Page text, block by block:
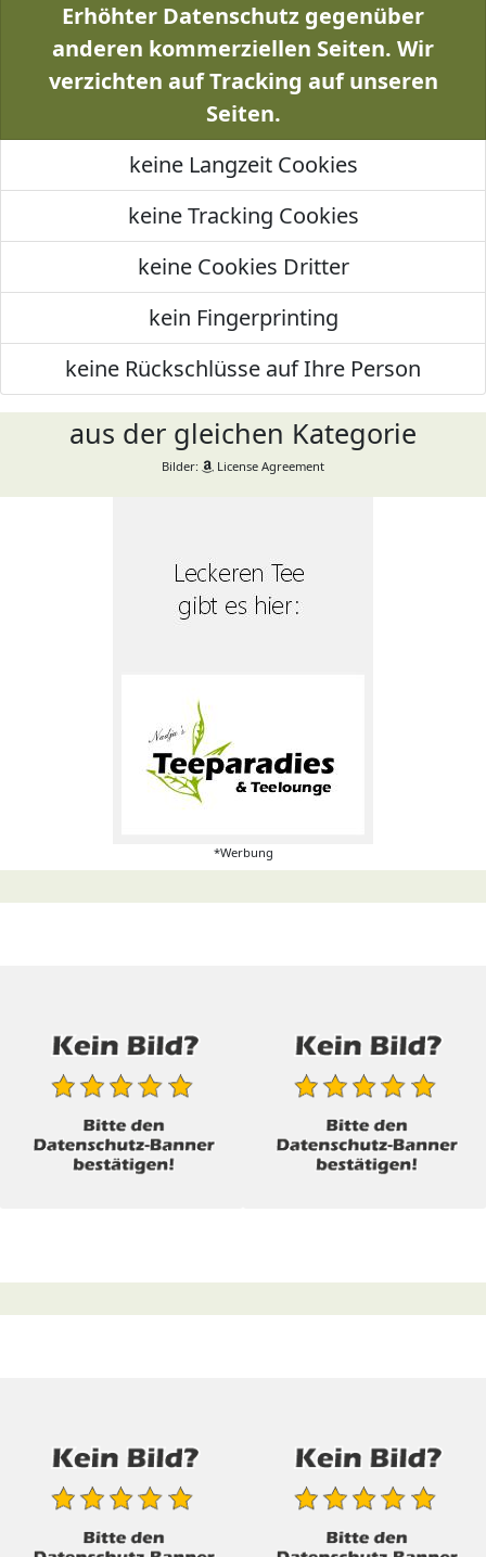
Erhöhter Datenschutz gegenüber
anderen kommerziellen Seiten. Wir
verzichten auf Tracking auf unseren
Seiten.
keine Langzeit Cookies
keine Tracking Cookies
keine Cookies Dritter
kein Fingerprinting
keine Rückschlüsse auf Ihre Person
aus der gleichen Kategorie
Bilder: License Agreement
*Werbung